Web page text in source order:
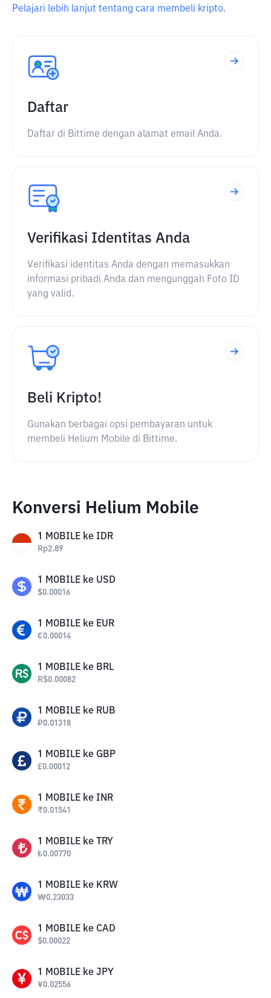
Pelajari lebih lanjut tentang cara membeli kripto.
Daftar
Daftar di Bittime dengan alamat email Anda.
Verifikasi Identitas Anda
Verifikasi identitas Anda dengan memasukkan
informasi pribadi Anda dan mengunggah Foto ID
yang valid.
Beli Kripto!
Gunakan berbagai opsi pembayaran untuk
membeli Helium Mobile di Bittime.
Konversi Helium Mobile
1 MOBILE ke IDR
Rp2.89
1 MOBILE ke USD
$0.00016
1 MOBILE ke EUR
€0.00014
1 MOBILE ke BRL
R$0.00082
1 MOBILE ke RUB
₽0.01318
1 MOBILE ke GBP
£0.00012
1 MOBILE ke INR
₹0.01541
1 MOBILE ke TRY
₺0.00770
1 MOBILE ke KRW
₩0.23033
1 MOBILE ke CAD
$0.00022
1 MOBILE ke JPY
¥0.02556